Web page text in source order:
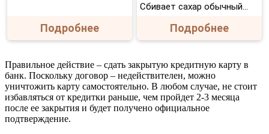
Подробнее
Сбивает сахар обычный...
Подробнее
Правильное действие – сдать закрытую кредитную карту в
банк. Поскольку договор – недействителен, можно
уничтожить карту самостоятельно. В любом случае, не стоит
избавляться от кредитки раньше, чем пройдет 2-3 месяца
после ее закрытия и будет получено официальное
подтверждение.